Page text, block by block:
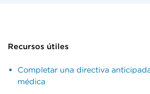
Recursos útiles
Completar una directiva
médica